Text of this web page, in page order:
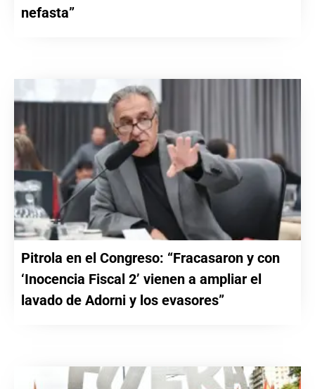
nefasta”
Pitrola en el Congreso: “Fracasaron y con
‘Inocencia Fiscal 2’ vienen a ampliar el
lavado de Adorni y los evasores”